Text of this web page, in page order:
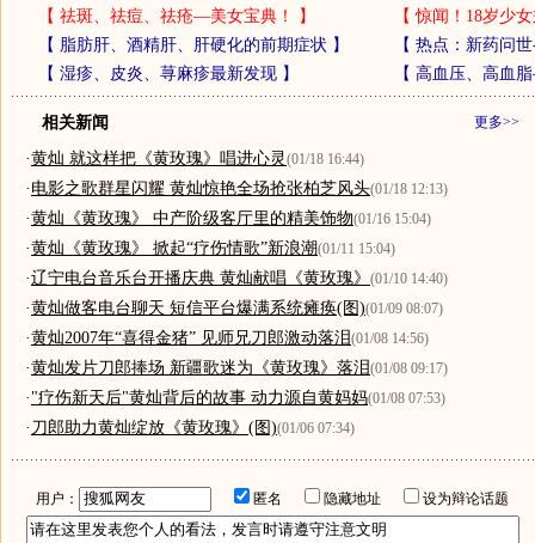
【 祛斑、祛痘、祛疮—美女宝典！ 】 【惊闻！18岁少
【 脂肪肝、酒精肝、肝硬化的前期症状 】 【 热点：新药问
【 湿疹、皮炎、荨麻疹最新发现】 【 高血压、高血
更多>>
相关新闻
·黄灿 就这样把《黄玫瑰》唱进心灵(01/18 16:44)
·电影之歌群星闪耀 黄灿惊艳全场抢张柏芝风头(01/18 12:13)
·黄灿《黄玫瑰》 中产阶级客厅里的精美饰物(01/16 15:04)
·黄灿《黄玫瑰》 掀起“疗伤情歌”新浪潮(01/11 15:04)
·辽宁电台音乐台开播庆典 黄灿献唱《黄玫瑰》 (01/10 14:40)
·黄灿做客电台聊天 短信平台爆满系统瘫痪(图)(01/09 08:07)
·黄灿2007年“喜得金猪” 见师兄刀郎激动落泪(01/08 14:56)
·黄灿发片刀郎捧场 新疆歌迷为《黄玫瑰》落泪(01/08 09:17)
·"疗伤新天后"黄灿背后的故事 动力源自黄妈妈(01/08 07:53)
·刀郎助力黄灿绽放《黄玫瑰》(图)(01/06 07:34)
用户： 匿名 隐藏地址 设为辩论话题